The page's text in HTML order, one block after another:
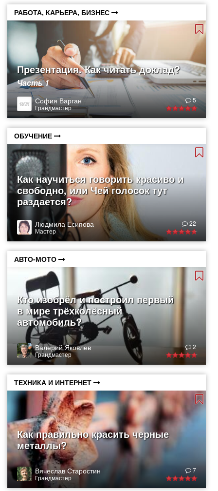
РАБОТА, КАРЬЕРА, БИЗНЕС
Презентация. Как читать доклад?
Часть 1
София Варган
Грандмастер
5
ОБУЧЕНИЕ
Как научиться говорить красиво и
свободно, или Чей голосок тут
раздается?
Людмила Есипова
Мастер
22
АВТО-МОТО
Кто изобрёл и построил первый
в мире трёхколёсный
автомобиль?
Валерий Яковлев
Грандмастер
2
ТЕХНИКА И ИНТЕРНЕТ
Как правильно красить черные
металлы?
Вячеслав Старостин
Грандмастер
7